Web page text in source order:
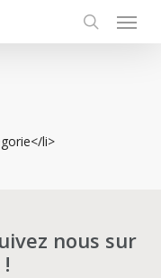
li>
nous sur